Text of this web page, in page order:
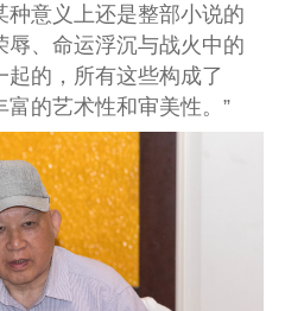
意义上还是整部小说的
、命运浮沉与战火中的
的，所有这些构成了
富的艺术性和审美性。”